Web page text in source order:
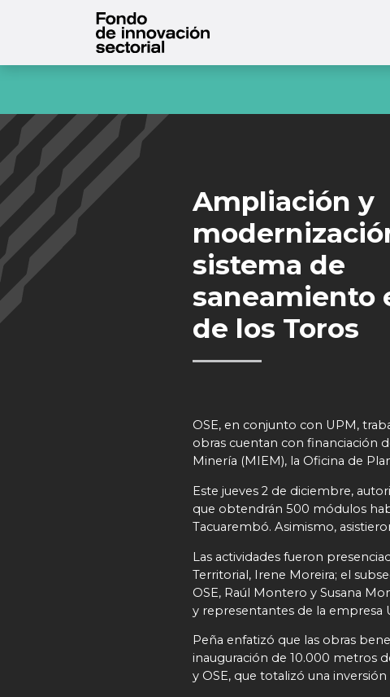
Ampliación y
sistema de
saneamiento
de los Toros
OSE, en conjunto con UPM,
obras cuentan con financiación
Minería (MIEM), la Oficina de
Este jueves 2 de diciembre,
que obtendrán 500 módulos
Tacuarembó. Asimismo,
Las actividades fueron
Territorial, Irene Moreira; el
OSE, Raúl Montero y Susana
y representantes de la empresa
Peña enfatizó que las obras
inauguración de 10.000 metros
y OSE, que totalizó una